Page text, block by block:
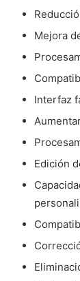
Mejora
Interfaz
Edición